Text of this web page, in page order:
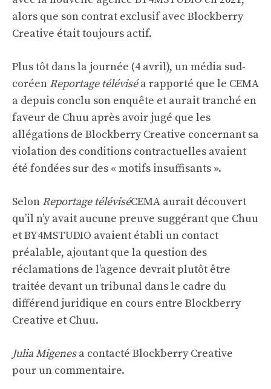
alors que son contrat exclusif avec Blockberry
Creative était toujours actif.
Plus tôt dans la journée (4 avril), un média sud-
coréen Reportage téléviséa rapporté que le CEMA
a depuis conclu son enquête et aurait tranché en
faveur de Chuu après avoir jugé que les
allégations de Blockberry Creative concernant sa
violation des conditions contractuelles avaient
été fondées sur des « motifs insuffisants ».
Selon Reportage téléviséCEMA aurait découvert
qu’il n’y avait aucune preuve suggérant que Chuu
et BY4MSTUDIO avaient établi un contact
préalable, ajoutant que la question des
réclamations de l’agence devrait plutôt être
traitée devant un tribunal dans le cadre du
différend juridique en cours entre Blockberry
Creative et Chuu.
Julia Migenesa contacté Blockberry Creative
pour un commentaire.